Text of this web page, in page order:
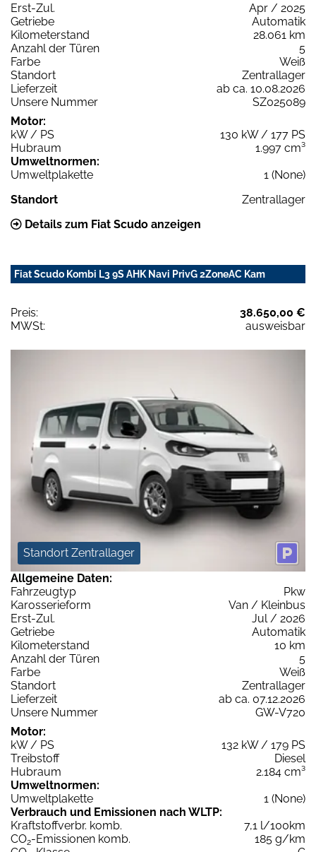
Erst-Zul.
Apr / 2025
Getriebe
Automatik
Kilometerstand
28.061 km
Anzahl der Türen
5
Farbe
Weiß
Standort
Zentrallager
Lieferzeit
ab ca. 10.08.2026
Unsere Nummer
SZ025089
Motor:
kW / PS
130 kW / 177 PS
Hubraum
1.997 cm³
Umweltnormen:
Umweltplakette
1 (None)
Standort
Zentrallager
Details zum Fiat Scudo anzeigen
Fiat Scudo Kombi L3 9S AHK Navi PrivG 2ZoneAC Kam
Preis:
38.650,00 €
MWSt:
ausweisbar
Standort Zentrallager
Allgemeine Daten:
Fahrzeugtyp
Pkw
Karosserieform
Van / Kleinbus
Erst-Zul.
Jul / 2026
Getriebe
Automatik
Kilometerstand
10 km
Anzahl der Türen
5
Farbe
Weiß
Standort
Zentrallager
Lieferzeit
ab ca. 07.12.2026
Unsere Nummer
GW-V720
Motor:
kW / PS
132 kW / 179 PS
Treibstoff
Diesel
Hubraum
2.184 cm³
Umweltnormen:
Umweltplakette
1 (None)
Verbrauch und Emissionen nach WLTP:
Kraftstoffverbr. komb.
7,1 l/100km
CO2-Emissionen komb.
185 g/km